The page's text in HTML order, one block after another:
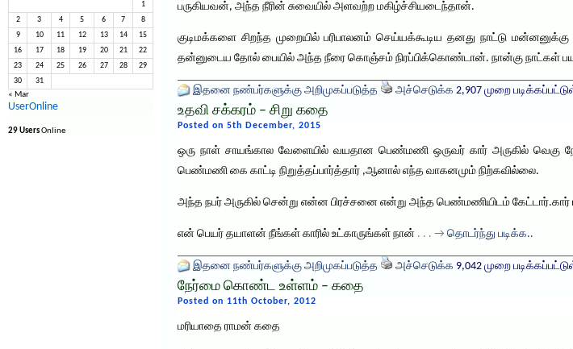
1
2 3 4 5 6 7 8
9 10 11 12 13 14 15
16 17 18 19 20 21 22
23 24 25 26 27 28 29
30 31
« Mar
UserOnline
29 UsersOnline
பருகியவன், அந்த நீரின் சுவையில் அளவற்ற மகிழ்ச்சியடைந்தான்.
குடிமக்களை சிறந்த முறையில் பரிபாலனம் செய்யக்கூடிய தனது நாட்டு
தன்னுடைய தோல் பையில் அந்த நீரை கொஞ்சம் நிரப்பிக்கொண்டான். நான்கு நாட்கள்
இதனை நண்பர்களுக்கு அறிமுகப்படுத்த அச்செடுக்க 2,907 முறை
உதவி சக்கரம் – சிறு கதை
Posted on 5th December, 2015
ஒரு நாள் சாயங்கால வேளையில் வயதான பெண்மணி ஒருவர் கார் அருகில் வெகு
பெண்மணி கை காட்டி நிறுத்தப்பார்த்தார் ,ஆனால் எந்த வாகனமும் நிற்கவில்லை.
அந்த நபர் அருகில் சென்று என்ன பிரச்சனை என்று அந்த பெண்மணியிடம் கேட்டார்.கார்
என் பெயர் தயாளன் நீங்கள் காரில் உட்காருங்கள் நான் . . . → தொடர்ந்து படிக்க..
இதனை நண்பர்களுக்கு அறிமுகப்படுத்த அச்செடுக்க 9,042 முறை
நேர்மை கொண்ட உள்ளம் – கதை
Posted on 11th October, 2012
மரியாதை ராமன் கதை